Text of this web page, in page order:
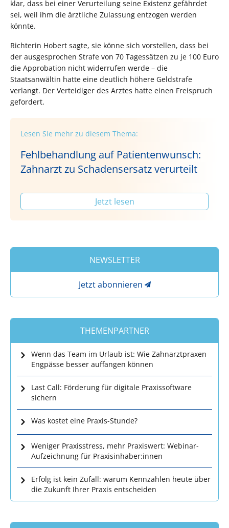
klar, dass bei einer Verurteilung seine Existenz gefährdet
sei, weil ihm die ärztliche Zulassung entzogen werden
könnte.
Richterin Hobert sagte, sie könne sich vorstellen, dass bei
der ausgesprochen Strafe von 70 Tagessätzen zu je 100 Euro
die Approbation nicht widerrufen werde – die
Staatsanwältin hatte eine deutlich höhere Geldstrafe
verlangt. Der Verteidiger des Arztes hatte einen Freispruch
gefordert.
Lesen Sie mehr zu diesem Thema:
Fehlbehandlung auf Patientenwunsch:
Zahnarzt zu Schadensersatz verurteilt
Jetzt lesen
NEWSLETTER
Jetzt abonnieren
THEMENPARTNER
Wenn das Team im Urlaub ist: Wie Zahnarztpraxen
Engpässe besser auffangen können
Last Call: Förderung für digitale Praxissoftware
sichern
Was kostet eine Praxis-Stunde?
Weniger Praxisstress, mehr Praxiswert: Webinar-
Aufzeichnung für Praxisinhaber:innen
Erfolg ist kein Zufall: warum Kennzahlen heute über
die Zukunft Ihrer Praxis entscheiden